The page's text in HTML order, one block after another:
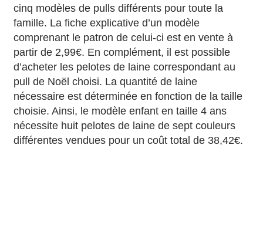
cinq modèles de pulls différents pour toute la
famille. La fiche explicative d’un modèle
comprenant le patron de celui-ci est en vente à
partir de 2,99€. En complément, il est possible
d’acheter les pelotes de laine correspondant au
pull de Noël choisi. La quantité de laine
nécessaire est déterminée en fonction de la taille
choisie. Ainsi, le modèle enfant en taille 4 ans
nécessite huit pelotes de laine de sept couleurs
différentes vendues pour un coût total de 38,42€.